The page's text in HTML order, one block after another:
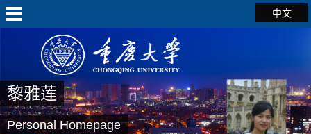
中文
黎雅莲
Personal Homepage